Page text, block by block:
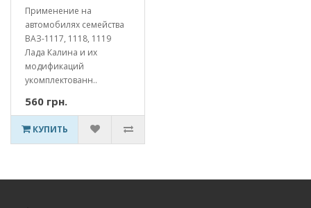
Применение на
автомобилях семейства
ВАЗ-1117, 1118, 1119
Лада Калина и их
модификаций
укомплектованн..
560 грн.
КУПИТЬ